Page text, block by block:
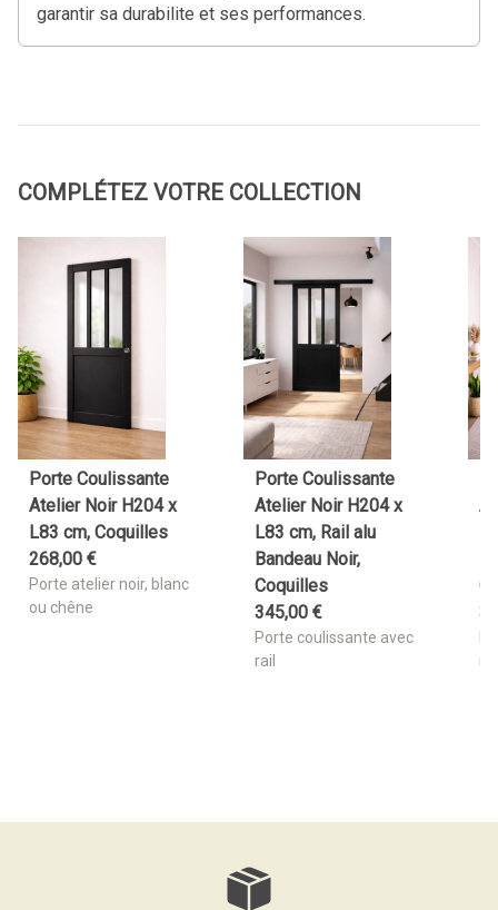
garantir sa durabilite et ses performances.
COMPLÉTEZ VOTRE COLLECTION
Porte Coulissante
Atelier Noir H204 x
L83 cm, Coquilles
268,00 €
Porte atelier noir, blanc
ou chêne
Porte Coulissante
Atelier Noir H204 x
L83 cm, Rail alu
Bandeau Noir,
Coquilles
345,00 €
Porte coulissante avec
rail